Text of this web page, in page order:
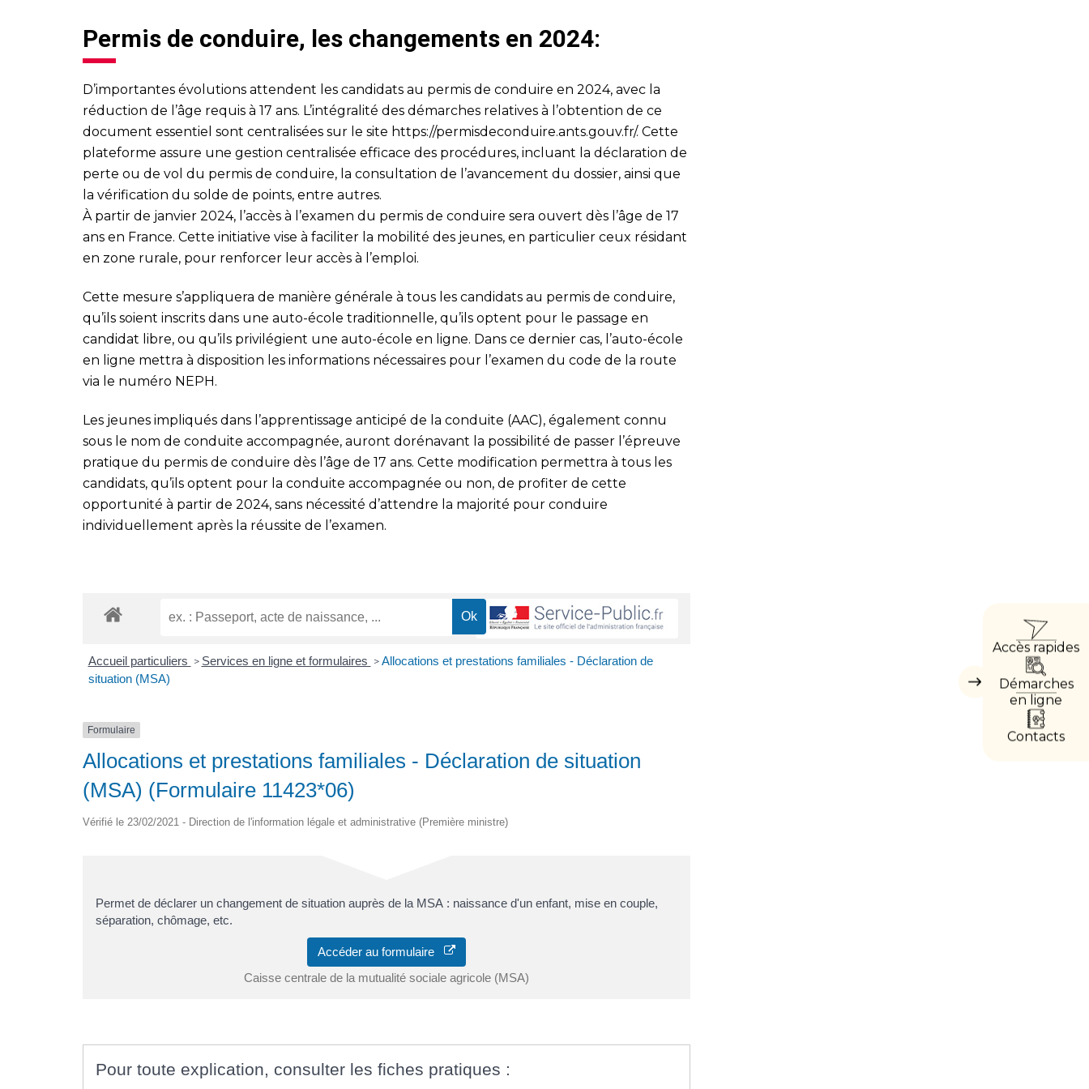
Masquer
Accès rapides
Démarches
en ligne
Contacts
Permis de conduire, les changements en 2024:
D’importantes évolutions attendent les candidats au permis de conduire en 2024, avec la
réduction de l’âge requis à 17 ans. L’intégralité des démarches relatives à l’obtention de ce
document essentiel sont centralisées sur le site https://permisdeconduire.ants.gouv.fr/. Cette
plateforme assure une gestion centralisée efficace des procédures, incluant la déclaration de
perte ou de vol du permis de conduire, la consultation de l’avancement du dossier, ainsi que
la vérification du solde de points, entre autres.
À partir de janvier 2024, l’accès à l’examen du permis de conduire sera ouvert dès l’âge de 17
ans en France. Cette initiative vise à faciliter la mobilité des jeunes, en particulier ceux résidant
en zone rurale, pour renforcer leur accès à l’emploi.
Cette mesure s’appliquera de manière générale à tous les candidats au permis de conduire,
qu’ils soient inscrits dans une auto-école traditionnelle, qu’ils optent pour le passage en
candidat libre, ou qu’ils privilégient une auto-école en ligne. Dans ce dernier cas, l’auto-école
en ligne mettra à disposition les informations nécessaires pour l’examen du code de la route
via le numéro NEPH.
Les jeunes impliqués dans l’apprentissage anticipé de la conduite (AAC), également connu
sous le nom de conduite accompagnée, auront dorénavant la possibilité de passer l’épreuve
pratique du permis de conduire dès l’âge de 17 ans. Cette modification permettra à tous les
candidats, qu’ils optent pour la conduite accompagnée ou non, de profiter de cette
opportunité à partir de 2024, sans nécessité d’attendre la majorité pour conduire
individuellement après la réussite de l’examen.
Accueil particuliers > Services en ligne et formulaires > Allocations et prestations familiales - Déclaration de
situation (MSA)
Formulaire
Allocations et prestations familiales - Déclaration de situation
(MSA) (Formulaire 11423*06)
Vérifié le 23/02/2021 - Direction de l'information légale et administrative (Première ministre)
Permet de déclarer un changement de situation auprès de la MSA : naissance d'un enfant, mise en couple,
séparation, chômage, etc.
Accéder au formulaire
Caisse centrale de la mutualité sociale agricole (MSA)
Pour toute explication, consulter les fiches pratiques :